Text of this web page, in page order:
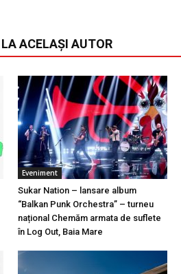
LA ACELAȘI AUTOR
Eveniment
Sukar Nation – lansare album
“Balkan Punk Orchestra” – turneu
național Chemăm armata de suflete
în Log Out, Baia Mare